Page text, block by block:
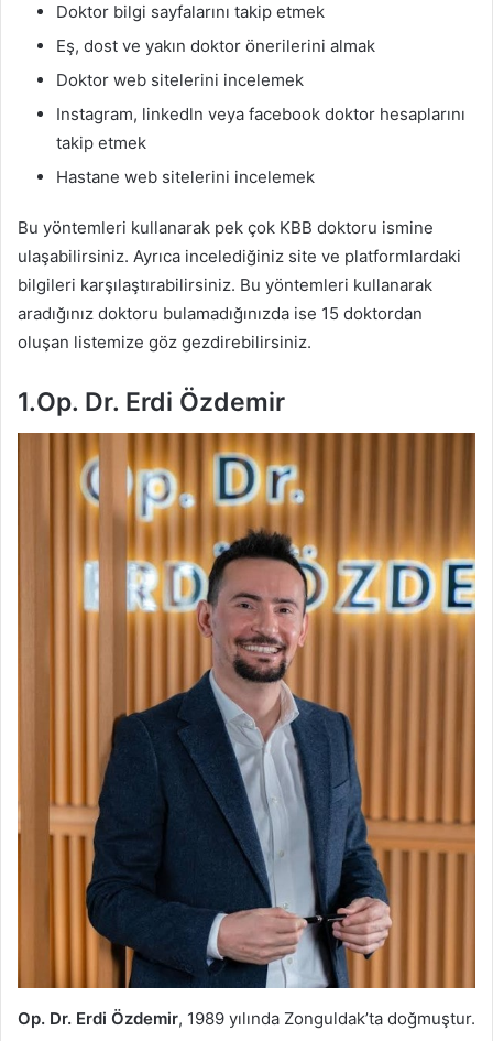
Doktor bilgi sayfalarını takip etmek
Eş, dost ve yakın doktor önerilerini almak
Doktor web sitelerini incelemek
Instagram, linkedln veya facebook doktor hesaplarını
takip etmek
Hastane web sitelerini incelemek
Bu yöntemleri kullanarak pek çok KBB doktoru ismine
ulaşabilirsiniz. Ayrıca incelediğiniz site ve platformlardaki
bilgileri karşılaştırabilirsiniz. Bu yöntemleri kullanarak
aradığınız doktoru bulamadığınızda ise 15 doktordan
oluşan listemize göz gezdirebilirsiniz.
1.Op. Dr. Erdi Özdemir
Op. Dr. Erdi Özdemir, 1989 yılında Zonguldak’ta doğmuştur.